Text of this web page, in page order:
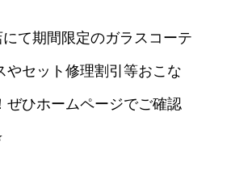
にて期間限定のガラスコーテ
やセット修理割引等おこな
ぜひホームページでご確認